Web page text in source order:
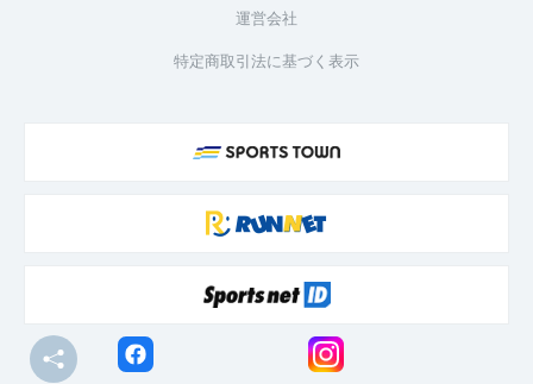
運営会社
特定商取引法に基づく表示